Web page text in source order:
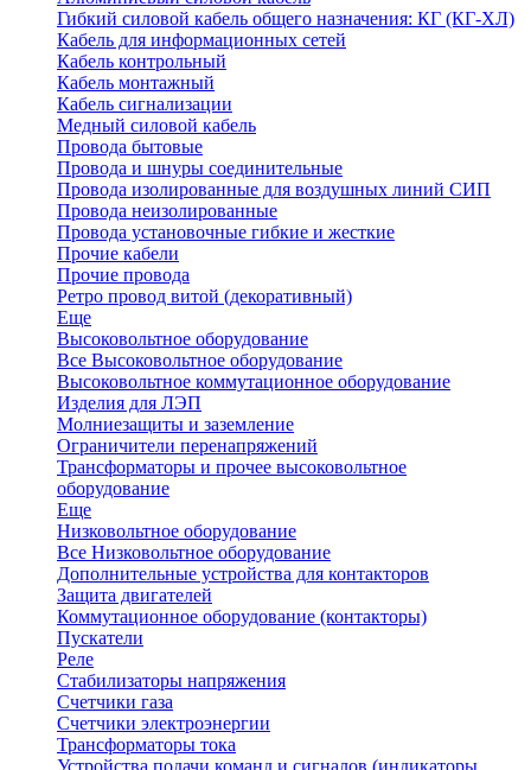
Гибкий силовой кабель общего назначения: КГ (КГ-ХЛ)
Кабель для информационных сетей
Кабель контрольный
Кабель монтажный
Кабель сигнализации
Медный силовой кабель
Провода бытовые
Провода и шнуры соединительные
Провода изолированные для воздушных линий СИП
Провода неизолированные
Провода установочные гибкие и жесткие
Прочие кабели
Прочие провода
Ретро провод витой (декоративный)
Еще
Высоковольтное оборудование
Все Высоковольтное оборудование
Высоковольтное коммутационное оборудование
Изделия для ЛЭП
Молниезащиты и заземление
Ограничители перенапряжений
Трансформаторы и прочее высоковольтное
оборудование
Еще
Низковольтное оборудование
Все Низковольтное оборудование
Дополнительные устройства для контакторов
Защита двигателей
Коммутационное оборудование (контакторы)
Пускатели
Реле
Стабилизаторы напряжения
Счетчики газа
Счетчики электроэнергии
Трансформаторы тока
Устройства подачи команд и сигналов (индикаторы,